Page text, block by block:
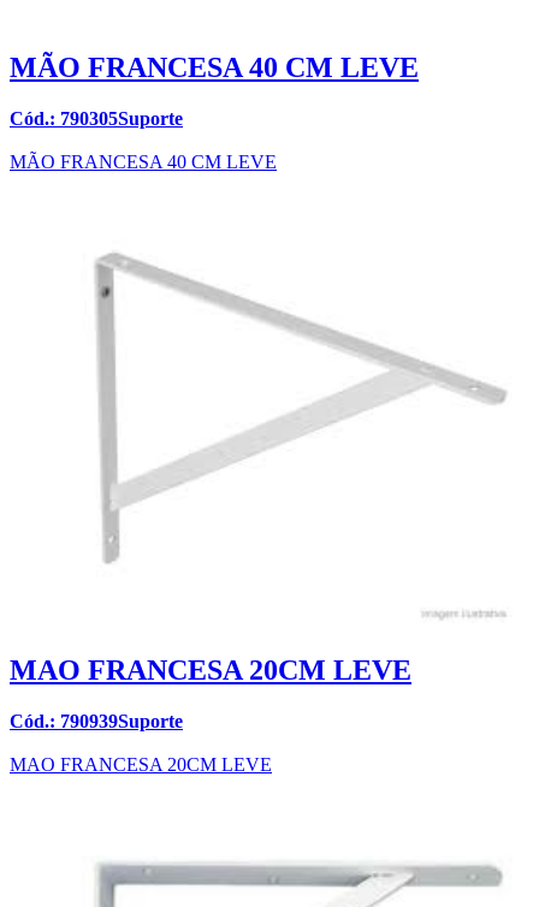
MÃO FRANCESA 40 CM LEVE
Cód.: 790305Suporte
MÃO FRANCESA 40 CM LEVE
MAO FRANCESA 20CM LEVE
Cód.: 790939Suporte
MAO FRANCESA 20CM LEVE